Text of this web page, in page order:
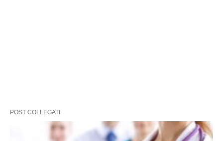
POST COLLEGATI